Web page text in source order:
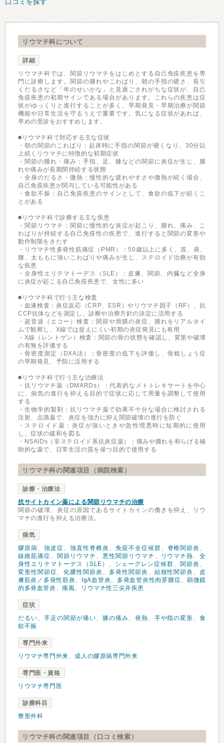
リウマチ科について
詳細
リウマチ科では、関節リウマチをはじめとする自己免疫疾患を専
門に診療します。関節の腫れやこわばり、朝の手指の硬さ、長引
くだるさなど「年のせいかな」と見過ごされがちな症状が、自己
免疫疾患の初期サインである場合があります。これらの疾患は症
状がゆっくりと進行することが多く、早期発見・早期治療が関節
機能や日常生活を守るうえで重要です。気になる症状があれば、
早めの受診をおすすめします。
■リウマチ科で対応する主な症状
・朝の関節のこわばり：起床時に手指の関節が硬くなり、30分以
上続くリウマチに特徴的な初期症状
・関節の腫れ・痛み：手指、足、膝などの関節に炎症が生じ、腫
れや痛みが長期間持続する状態
・全身のだるさ・微熱：慢性的な疲れやすさや微熱が続く場合、
自己免疫疾患が関与している可能性がある
・食欲不振：自己免疫疾患のサインとして、食欲の低下が続くこ
とがある
■リウマチ科で診療する主な疾患
・関節リウマチ：関節に慢性的な炎症が起こり、腫れ、痛み、こ
わばりが持続する自己免疫性の疾患で、進行すると関節の変形や
動作制限をきたす
・リウマチ性多発性筋痛症（PMR）：50歳以上に多く、首、肩、
腰、太ももに強いこわばりや痛みが生じ、ステロイド治療が有効
な疾患
・全身性エリテマトーデス（SLE）：皮膚、関節、内臓など全身
に炎症が起こる自己免疫疾患で、女性に多い
■リウマチ科で行う主な検査
・血液検査：炎症反応（CRP、ESR）やリウマチ因子（RF）、抗
CCP抗体などを測定し、診断や治療方針の決定に活用する
・超音波（エコー）検査：関節や滑膜の炎症、腫れをリアルタイ
ムで観察し、X線では捉えにくい初期の炎症発見にも有用
・X線（レントゲン）検査：関節の骨の状態を確認し、変形や破壊
の有無を評価する
・骨密度測定（DXA法）：骨密度の低下を評価し、骨粗しょう症
の早期発見、予防に活用する
■リウマチ科で行う主な治療法
・抗リウマチ薬（DMARDs）：代表的なメトトレキサートを中心
に、病気の進行を抑える目的で症状に応じて用量を調整して使用
する
・生物学的製剤：抗リウマチ薬で効果不十分な場合に検討される
注射、点滴薬で、炎症を強力に抑え関節破壊の進行を防ぐ
・ステロイド薬：炎症が強いときや急性増悪時に短期的に使用
し、症状の緩和を図る
・NSAIDs（非ステロイド系抗炎症薬）：痛みや腫れを和らげる補
助的な薬で、日常生活の質を保つ目的で使用する
リウマチ科の関連項目（病院検索）
診療・治療法
抗サイトカイン薬による関節リウマチの治療
関節の破壊、炎症の原因であるサイトカインの働きを抑え、リウ
マチの進行を抑える治療法。
病気
膠原病、 強皮症、 強直性脊椎炎 、 免疫不全症候群、 脊椎関節炎 、
線維筋痛症、 関節リウマチ 、 悪性関節リウマチ 、 リウマチ熱、全
身性エリテマトーデス（SLE） 、 シェーグレン症候群、 関節炎 、
変形性関節症、 化膿性関節炎 、 多発性関節炎 、 結核性関節炎 、 皮
膚筋炎／多発性筋炎、 IgA血管炎、 多発血管炎性肉芽腫症、 顕微鏡
的多発血管炎 、痛風、 リウマチ性三尖弁疾患
症状
だるい、 手足の関節が痛い、 膝の痛み、 発熱、 手や指の変形、食
欲不振
専門外来
リウマチ専門外来、 成人の膠原病専門外来
専門医・資格
リウマチ専門医
診療科目
整形外科
リウマチ科の関連項目（口コミ検索）